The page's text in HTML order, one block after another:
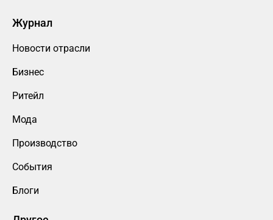
Журнал
Новости отрасли
Бизнес
Ритейл
Мода
Производство
События
Блоги